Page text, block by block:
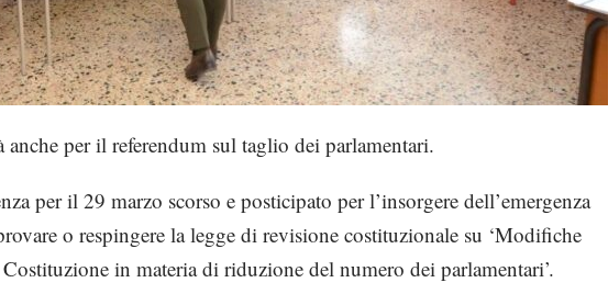
anche per il referendum sul taglio dei parlamentari.
per il 29 marzo scorso e posticipato per l’insorgere dell’emergenza
o respingere la legge di revisione costituzionale su ‘Modifiche
in materia di riduzione del numero dei parlamentari’.